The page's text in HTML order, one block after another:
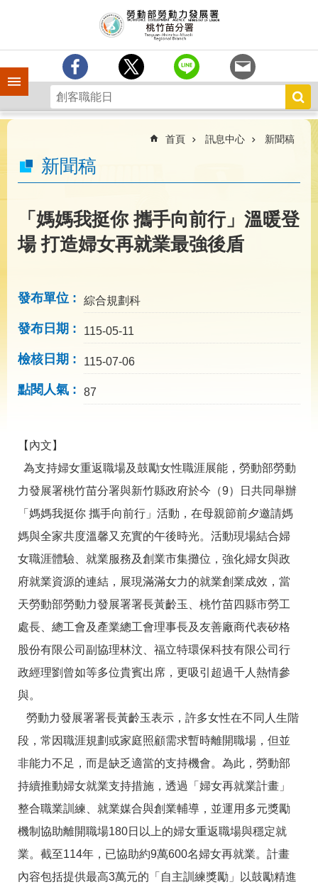
手機側欄
簡
訊
中
業
務
為
民
宣
導
專
區
關
用
網
導
覽
回
頁
English
民
信
箱
常
問
雙
詞
RSS
隱
私
及
安
全
政
政
府
站
資
料
開
宣
首頁 訊息中心 新聞稿
新聞稿
「媽媽我挺你 攜手向前行」溫暖登
場 打造婦女再就業最強後盾
發布單位 綜合規劃科
發布日期 115-05-11
檢核日期 115-07-06
點閱人氣 87
【內文】
為支持婦女重返職場及鼓勵女性職涯展能，勞動部勞動
力發展署桃竹苗分署與新竹縣政府於今（9）日共同舉辦
「媽媽我挺你 攜手向前行」活動，在母親節前夕邀請媽
媽與全家共度溫馨又充實的午後時光。活動現場結合婦
女職涯體驗、就業服務及創業市集攤位，強化婦女與政
府就業資源的連結，展現滿滿女力的就業創業成效，當
天勞動部勞動力發展署署長黃齡玉、桃竹苗四縣市勞工
處長、總工會及產業總工會理事長及友善廠商代表矽格
股份有限公司副協理林汶、福立特環保科技有限公司行
政經理劉曾如等多位貴賓出席，更吸引超過千人熱情參
與。
勞動力發展署署長黃齡玉表示，許多女性在不同人生階
段，常因職涯規劃或家庭照顧需求暫時離開職場，但並
非能力不足，而是缺乏適當的支持機會。為此，勞動部
持續推動婦女就業支持措施，透過「婦女再就業計畫」
整合職業訓練、就業媒合與創業輔導，並運用多元獎勵
機制協助離開職場180日以上的婦女重返職場與穩定就
業。截至114年，已協助約9萬600名婦女再就業。計畫
內容包括提供最高3萬元的「自主訓練獎勵」以鼓勵精進